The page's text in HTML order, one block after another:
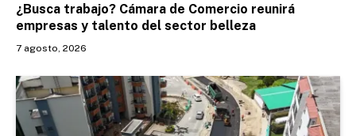
¿Busca trabajo? Cámara de Comercio reunirá
empresas y talento del sector belleza
7 agosto, 2026